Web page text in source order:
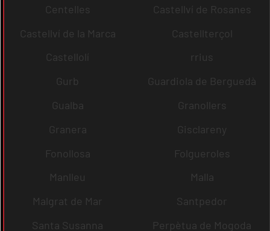
Centelles
Castellví de Rosanes
Castellví de la Marca
Castellterçol
Castellolí
rrius
Gurb
Guardiola de Berguedà
Gualba
Granollers
Granera
Gisclareny
Fonollosa
Folgueroles
Manlleu
Malla
Malgrat de Mar
Santpedor
Santa Susanna
Perpètua de Mogoda